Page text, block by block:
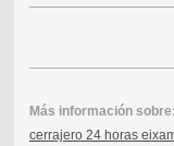
Más información sobre:
cerrajero 24 horas